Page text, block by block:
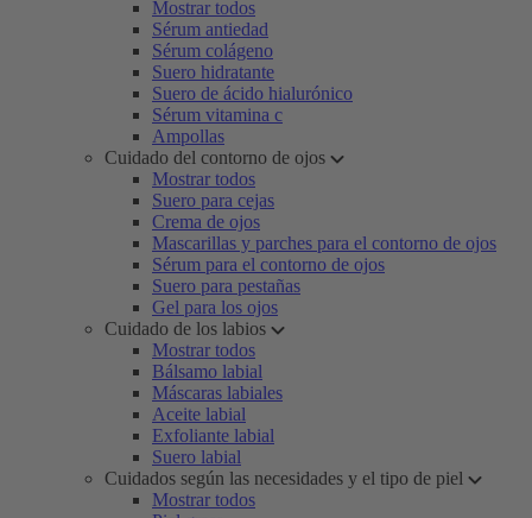
Mostrar todos
Sérum antiedad
Sérum colágeno
Suero hidratante
Suero de ácido hialurónico
Sérum vitamina c
Ampollas
Cuidado del contorno de ojos
Mostrar todos
Suero para cejas
Crema de ojos
Mascarillas y parches para el contorno de ojos
Sérum para el contorno de ojos
Suero para pestañas
Gel para los ojos
Cuidado de los labios
Mostrar todos
Bálsamo labial
Máscaras labiales
Aceite labial
Exfoliante labial
Suero labial
Cuidados según las necesidades y el tipo de piel
Mostrar todos